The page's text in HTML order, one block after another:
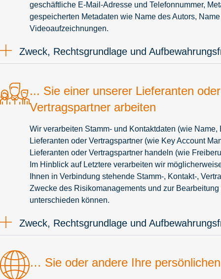
geschäftliche E-Mail-Adresse und Telefonnummer,
gespeicherten Metadaten wie Name des Autors,
Videoaufzeichnungen.
Zweck, Rechtsgrundlage und
... Sie einer unserer Lieferanten
Vertragspartner arbeiten
Wir verarbeiten Stamm- und Kontaktdaten (wie
Lieferanten oder Vertragspartner (wie Key Account
Lieferanten oder Vertragspartner handeln (wie
Im Hinblick auf Letztere verarbeiten wir
Ihnen in Verbindung stehende Stamm-, Kontakt-,
Zwecke des Risikomanagements und zur
unterschieden können.
Zweck, Rechtsgrundlage und
… Sie oder andere Ihre